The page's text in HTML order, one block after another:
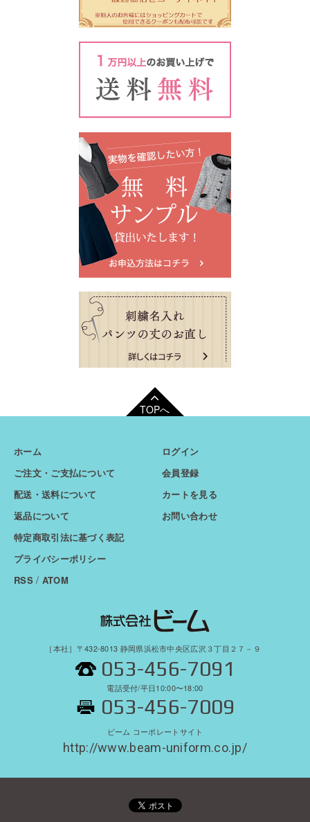
TOPへ
ホーム
ご注文・ご支払について
配送・送料について
返品について
特定商取引法に基づく表記
プライバシーポリシー
RSS/ ATOM
ログイン
会員登録
カートを見る
お問い合わせ
［本社］〒432-8013 静岡県浜松市中央区広沢３丁目２７－９
053-456-7091
電話受付/平日10:00〜18:00
053-456-7009
ビーム コーポレートサイト
http://www.beam-uniform.co.jp/